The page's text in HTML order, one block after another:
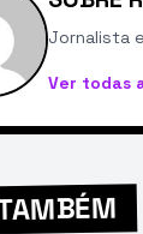
Jornalista
Ver todas